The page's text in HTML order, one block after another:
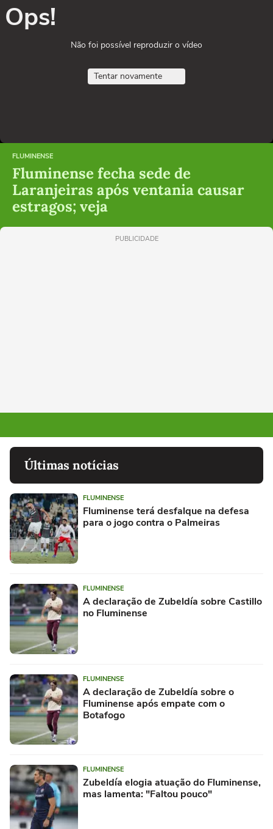
Ops!
Não foi possível reproduzir o vídeo
Tentar novamente
FLUMINENSE
Fluminense fecha sede de
Laranjeiras após ventania causar
estragos; veja
PUBLICIDADE
Últimas notícias
FLUMINENSE
Fluminense terá desfalque na defesa
para o jogo contra o Palmeiras
FLUMINENSE
A declaração de Zubeldía sobre Castillo
no Fluminense
FLUMINENSE
A declaração de Zubeldía sobre o
Fluminense após empate com o
Botafogo
FLUMINENSE
Zubeldía elogia atuação do Fluminense,
mas lamenta: "Faltou pouco"